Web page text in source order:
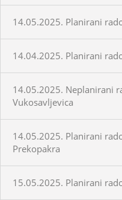
14.05.2025. Planirani
14.04.2025. Planirani
14.05.2025. Neplanirani
Vukosavljevica
14.05.2025. Planirani
Prekopakra
15.05.2025. Planirani